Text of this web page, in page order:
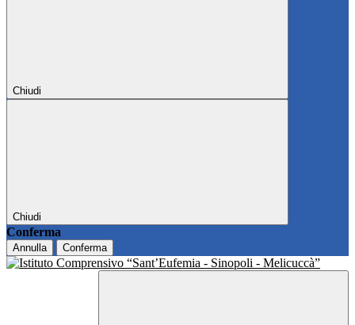
Chiudi
Chiudi
Conferma
Annulla Conferma